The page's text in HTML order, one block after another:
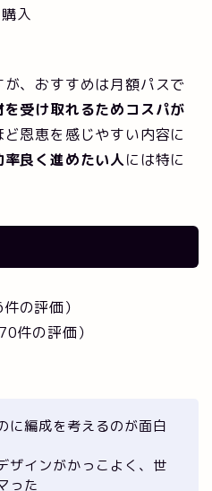
入
、おすすめは月額パスで
受け取れるためコスパが
恩恵を感じやすい内容に
良く進めたい人には特に
の評価）
件の評価）
に編成を考えるのが面白
ザインがかっこよく、世
った